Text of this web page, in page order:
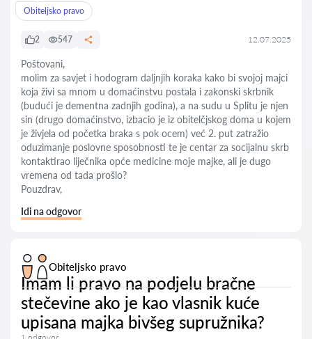
Obiteljsko pravo
2 547 12.07.2025
Poštovani,
molim za savjet i hodogram daljnjih koraka kako bi svojoj majci
koja živi sa mnom u domaćinstvu postala i zakonski skrbnik
(budući je dementna zadnjih godina), a na sudu u Splitu je njen
sin (drugo domaćinstvo, izbacio je iz obitelčjskog doma u kojem
je živjela od početka braka s pok ocem) već 2. put zatražio
oduzimanje poslovne sposobnosti te je centar za socijalnu skrb
kontaktirao liječnika opće medicine moje majke, ali je dugo
vremena od tada prošlo?
Pouzdrav,
Idi na odgovor
Obiteljsko pravo
Imam li pravo na podjelu bračne
stečevine ako je kao vlasnik kuće
upisana majka bivšeg supružnika?